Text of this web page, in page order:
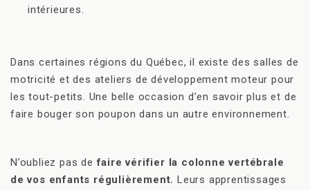
intérieures.
Dans certaines régions du Québec, il existe des salles de
motricité et des ateliers de développement moteur pour
les tout-petits. Une belle occasion d’en savoir plus et de
faire bouger son poupon dans un autre environnement.
N’oubliez pas defaire vérifier la colonne vertébrale
de vos enfants régulièrement. Leurs apprentissages